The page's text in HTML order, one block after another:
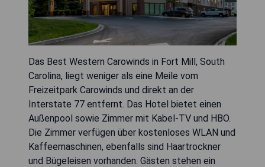
Das Best Western Carowinds in Fort Mill, South
Carolina, liegt weniger als eine Meile vom
Freizeitpark Carowinds und direkt an der
Interstate 77 entfernt. Das Hotel bietet einen
Außenpool sowie Zimmer mit Kabel-TV und HBO.
Die Zimmer verfügen über kostenloses WLAN und
Kaffeemaschinen, ebenfalls sind Haartrockner
und Bügeleisen vorhanden. Gästen stehen ein